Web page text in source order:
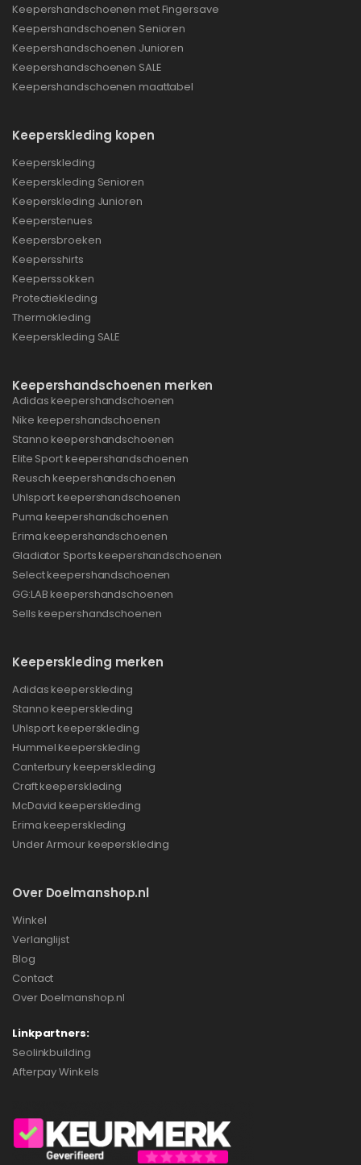
Keepershandschoenen met Fingersave
Keepershandschoenen Senioren
Keepershandschoenen Junioren
Keepershandschoenen SALE
Keepershandschoenen maattabel
Keeperskleding kopen
Keeperskleding
Keeperskleding Senioren
Keeperskleding Junioren
Keeperstenues
Keepersbroeken
Keepersshirts
Keeperssokken
Protectiekleding
Thermokleding
Keeperskleding SALE
Keepershandschoenen merken
Adidas keepershandschoenen
Nike keepershandschoenen
Stanno keepershandschoenen
Elite Sport keepershandschoenen
Reusch keepershandschoenen
Uhlsport keepershandschoenen
Puma keepershandschoenen
Erima keepershandschoenen
Gladiator Sports keepershandschoenen
Select keepershandschoenen
GG:LAB keepershandschoenen
Sells keepershandschoenen
Keeperskleding merken
Adidas keeperskleding
Stanno keeperskleding
Uhlsport keeperskleding
Hummel keeperskleding
Canterbury keeperskleding
Craft keeperskleding
McDavid keeperskleding
Erima keeperskleding
Under Armour keeperskleding
Over Doelmanshop.nl
Winkel
Verlanglijst
Blog
Contact
Over Doelmanshop.nl
Linkpartners:
Seolinkbuilding
Afterpay Winkels